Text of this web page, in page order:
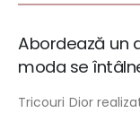
Abordează un
moda se
Tricouri Dior